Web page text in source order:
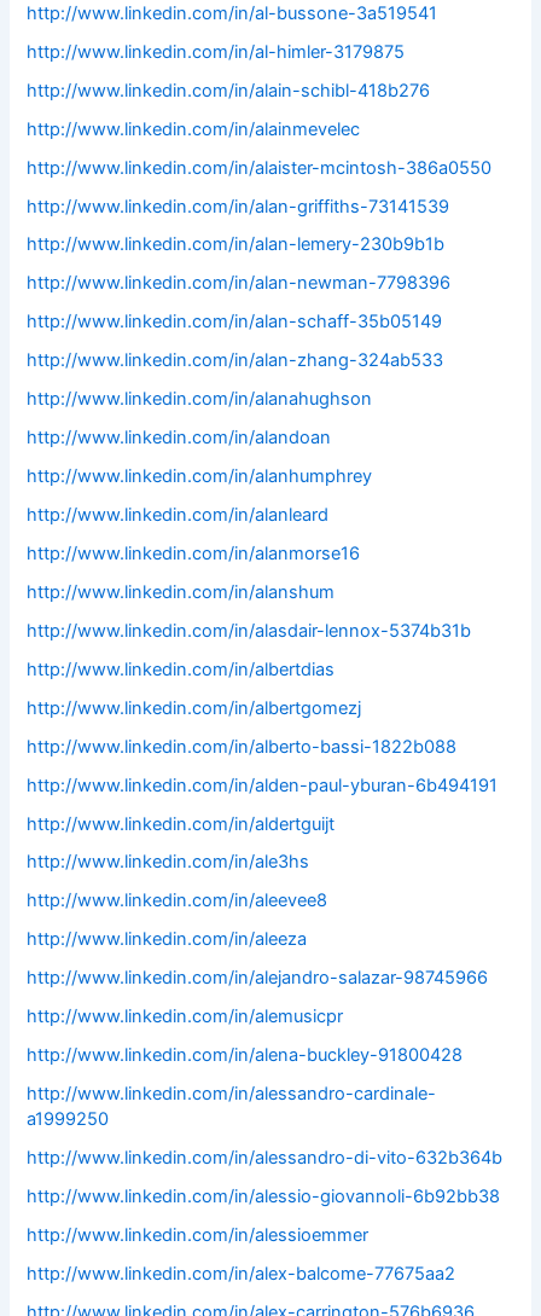
http://www.linkedin.com/in/al-bussone-3a519541
http://www.linkedin.com/in/al-himler-3179875
http://www.linkedin.com/in/alain-schibl-418b276
http://www.linkedin.com/in/alainmevelec
http://www.linkedin.com/in/alaister-mcintosh-386a0550
http://www.linkedin.com/in/alan-griffiths-73141539
http://www.linkedin.com/in/alan-lemery-230b9b1b
http://www.linkedin.com/in/alan-newman-7798396
http://www.linkedin.com/in/alan-schaff-35b05149
http://www.linkedin.com/in/alan-zhang-324ab533
http://www.linkedin.com/in/alanahughson
http://www.linkedin.com/in/alandoan
http://www.linkedin.com/in/alanhumphrey
http://www.linkedin.com/in/alanleard
http://www.linkedin.com/in/alanmorse16
http://www.linkedin.com/in/alanshum
http://www.linkedin.com/in/alasdair-lennox-5374b31b
http://www.linkedin.com/in/albertdias
http://www.linkedin.com/in/albertgomezj
http://www.linkedin.com/in/alberto-bassi-1822b088
http://www.linkedin.com/in/alden-paul-yburan-6b494191
http://www.linkedin.com/in/aldertguijt
http://www.linkedin.com/in/ale3hs
http://www.linkedin.com/in/aleevee8
http://www.linkedin.com/in/aleeza
http://www.linkedin.com/in/alejandro-salazar-98745966
http://www.linkedin.com/in/alemusicpr
http://www.linkedin.com/in/alena-buckley-91800428
http://www.linkedin.com/in/alessandro-cardinale-
a1999250
http://www.linkedin.com/in/alessandro-di-vito-632b364b
http://www.linkedin.com/in/alessio-giovannoli-6b92bb38
http://www.linkedin.com/in/alessioemmer
http://www.linkedin.com/in/alex-balcome-77675aa2